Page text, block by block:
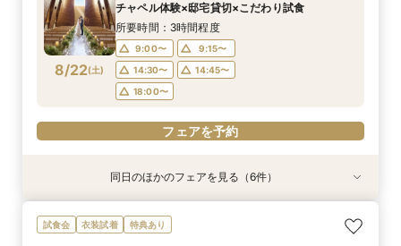
8/21(金)
10:00〜
11:00〜
12:00〜
14:00〜
15:00〜
フェアを予約
8/21(金)
10:00〜
11:00〜
12:00〜
14:00〜
15:00〜
フェアを予約
8/21(金)
10:00〜
11:00〜
12:00〜
14:00〜
15:00〜
フェアを予約
8/21(金)
10:00〜
11:00〜
12:00〜
14:00〜
15:00〜
フェアを予約
8/22(土)
チャペル体験×邸宅貸切×こだわり試食
所要時間：3時間程度
9:00〜
9:15〜
14:30〜
14:45〜
18:00〜
フェアを予約
衣装試着 特典あり 動画あり
＜初めての式場見学＞心躍る花嫁の第一歩♪ゆっ
たり相談＆見学会
衣装試着 特典あり
【10名～におすすめ*少人数W★】挙式×贅沢試
食×おもてなし体験
衣装試着 特典あり
大好評♪ペット婚【支持率NO,1】ペットも安心
W*相談会
【遠方の方◎オンライン相談会】スマホで簡単！
豪華5大特典付き
衣装試着 特典あり
【料理重視の方◎】シェフ渾身コース試食＆おも
てなし料理特典
衣装試着 特典あり
「即決ナシ」予算のリアル大公開！本番コーデ×
人気ドレス優待付
同日のほかのフェアを見る（6件）
試食会 衣装試着 特典あり